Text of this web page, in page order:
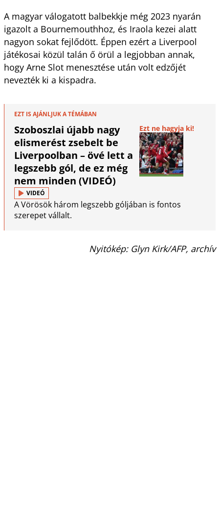
A magyar válogatott balbekkje még 2023 nyarán
igazolt a Bournemouthhoz, és Iraola kezei alatt
nagyon sokat fejlődött. Éppen ezért a Liverpool
játékosai közül talán ő örül a legjobban annak,
hogy Arne Slot menesztése után volt edzőjét
nevezték ki a kispadra.
EZT IS AJÁNLJUK A TÉMÁBAN
Szoboszlai újabb nagy
elismerést zsebelt be
Liverpoolban – övé lett a
legszebb gól, de ez még
nem minden (VIDEÓ)
Ezt ne hagyja ki!
VIDEÓ
A Vörösök három legszebb góljában is fontos
szerepet vállalt.
Nyitókép: Glyn Kirk/AFP, archív